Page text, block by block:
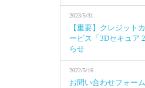
2023/5/31
【重要】クレジット
ービス「3Dセキュア
らせ
2022/5/16
お問い合わせフォー